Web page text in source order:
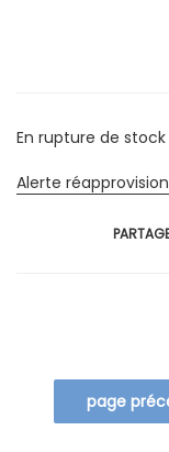
En rupture de stock
Alerte